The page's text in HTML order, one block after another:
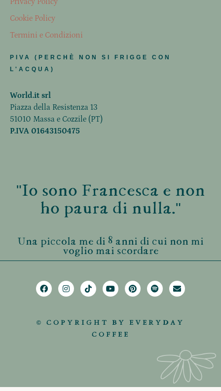
Cookie Policy
Termini e Condizioni
PIVA (PERCHÈ NON SI FRIGGE CON
L'ACQUA)
World.it srl
Piazza della Resistenza 13
51010 Massa e Cozzile (PT)
P.IVA 01643150475
"Io sono Francesca e non
ho paura di nulla."
Una piccola me di 8 anni di cui non mi
voglio mai scordare
© COPYRIGHT BY EVERYDAY
COFFEE